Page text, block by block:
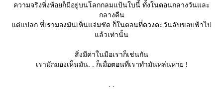
ความจริงหิ่งห้อยก็มีอยู่บนโลกกลมแป้นใบนี้ ทั้งในตอนกลางวันและ
กลางคืน
ต่แปลก ที่เรามองมันเห็นแจ่มชัด ก็ในตอนที่ดวงตะวันลับขอบฟ้าไป
ล้วเท่านั้น
สิ่งมีค่าในมือเราก็เช่นกัน
เรามักมองเห็นมัน. . ก็เมื่อตอนที่เราทำมันหล่นหาย !
. .